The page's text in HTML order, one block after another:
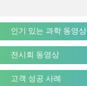
인기 있는 과학 동영상
전시회 동영상
고객 성공 사례